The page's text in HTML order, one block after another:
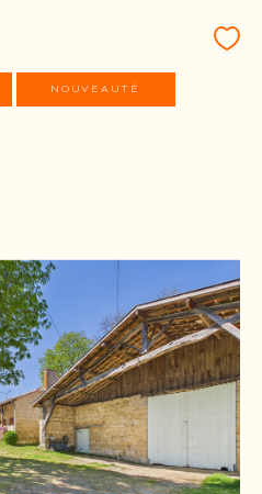
NOUVEAUTÉ